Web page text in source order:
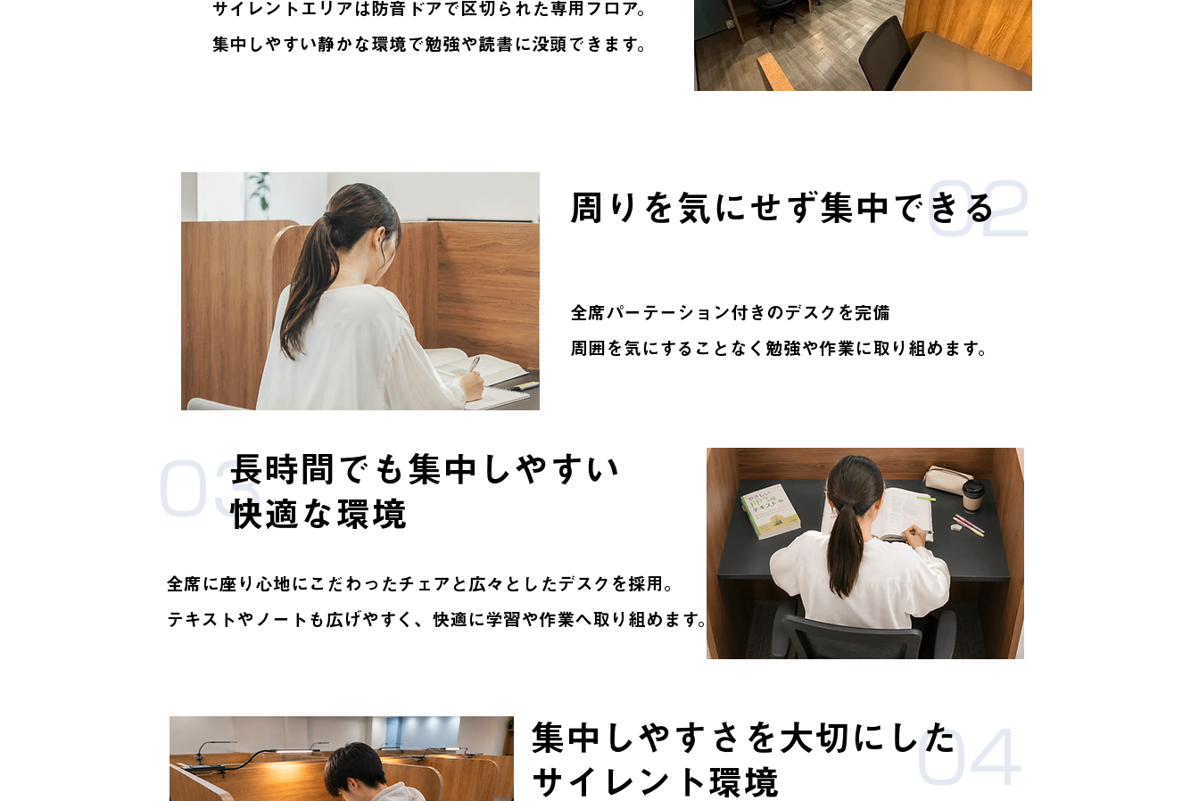
サイレントエリアは防音ドアで区切られた専用フロア。
集中しやすい静かな環境で勉強や読書に没頭できます。
02
周りを気にせず集中できる
全席パーテーション付きのデスクを完備
周囲を気にすることなく勉強や作業に取り組めます。
03長時間でも集中しやすい
快適な環境
全席に座り心地にこだわったチェアと広々としたデスクを採用。
テキストやノートも広げやすく、快適に学習や作業へ取り組めます。
04
集中しやすさを大切にした
サイレント環境